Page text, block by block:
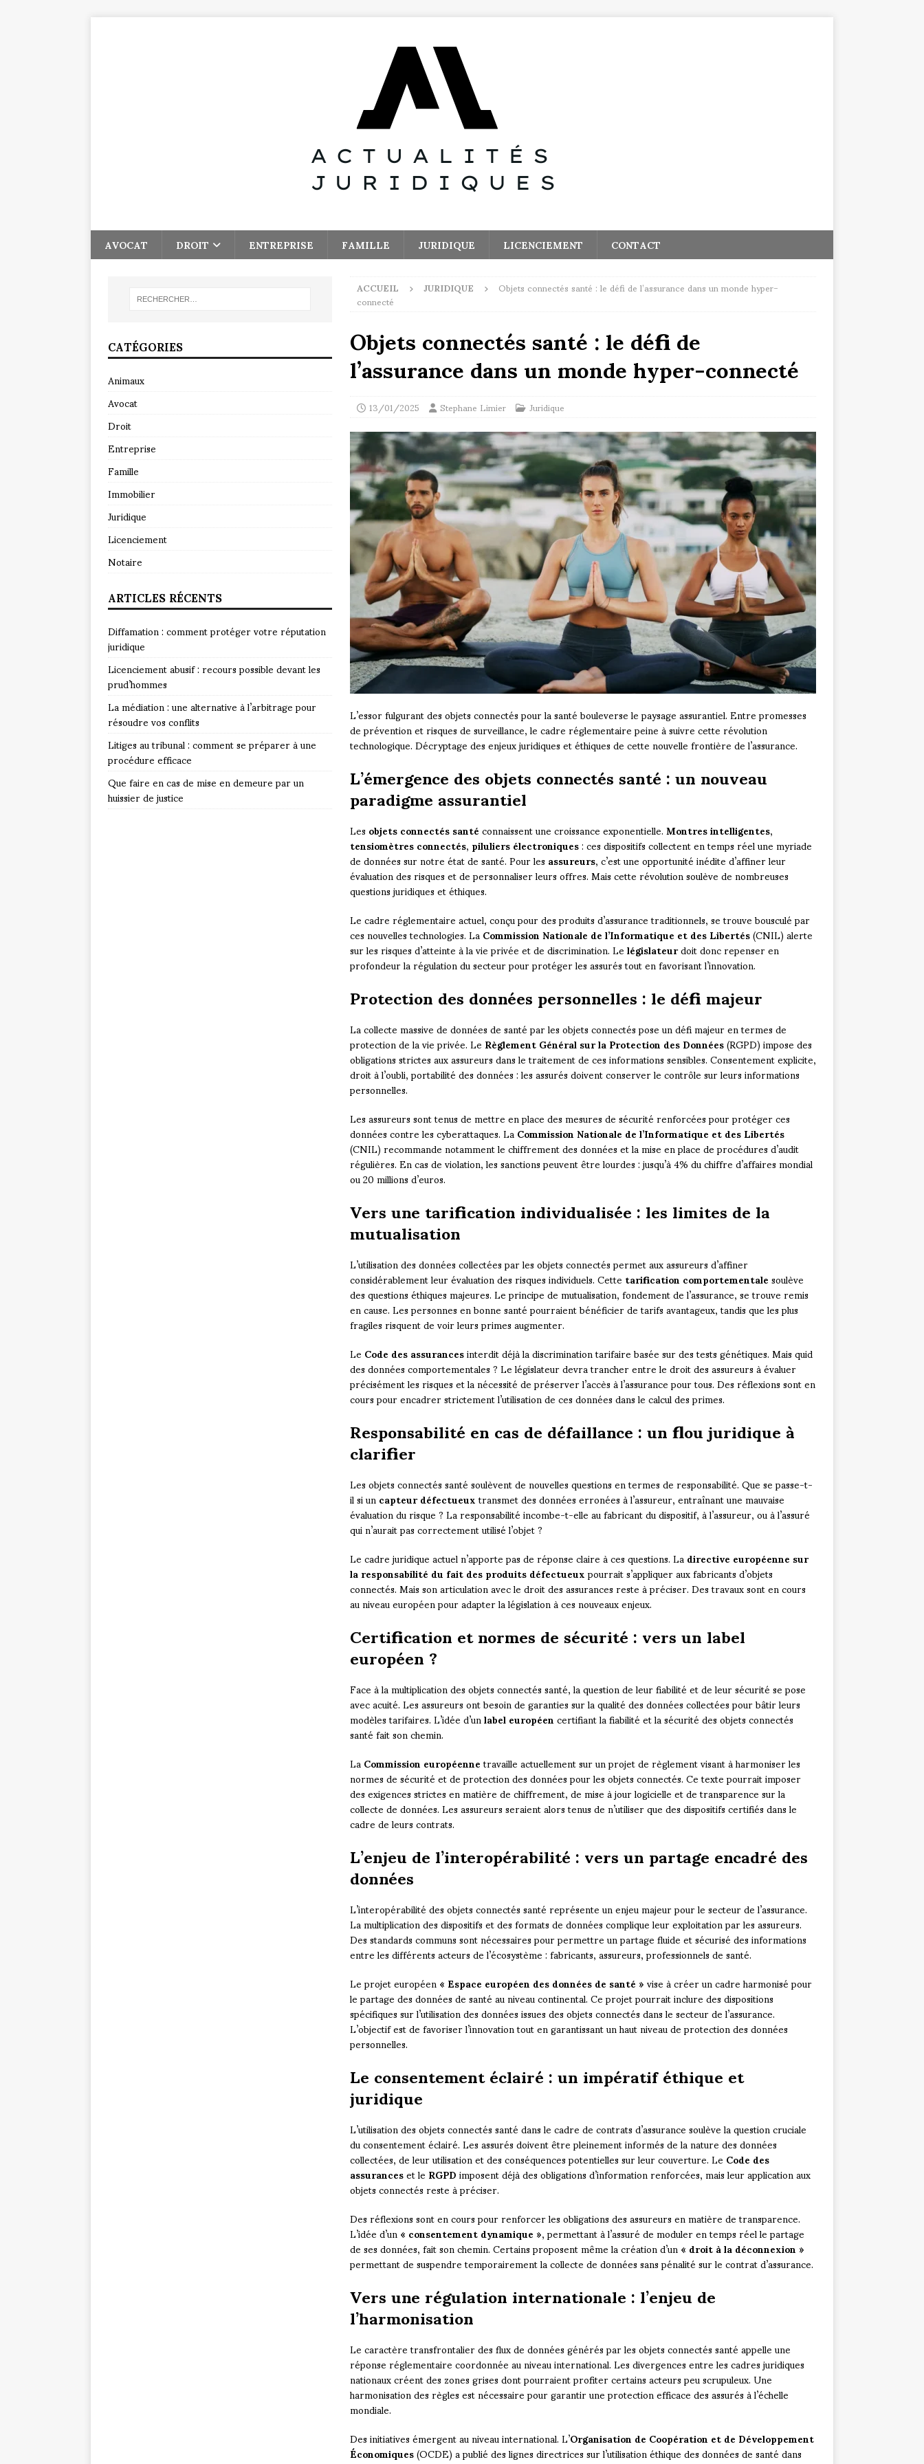
AVOCAT DROIT ENTREPRISE FAMILLE JURIDIQUE LICENCIEMENT CONTACT
ACCUEIL JURIDIQUE Objets connectés santé : le défi de l’assurance dans un monde hyper-
connecté
Objets connectés santé : le défi de
l’assurance dans un monde hyper-connecté
13/01/2025 Stephane Limier Juridique
L’essor fulgurant des objets connectés pour la santé bouleverse le paysage assurantiel. Entre promesses
de prévention et risques de surveillance, le cadre réglementaire peine à suivre cette révolution
technologique. Décryptage des enjeux juridiques et éthiques de cette nouvelle frontière de l’assurance.
L’émergence des objets connectés santé : un nouveau
paradigme assurantiel
Lesobjets connectés santéconnaissent une croissance exponentielle.Montres intelligentes,
tensiomètres connectés,piluliers électroniques: ces dispositifs collectent en temps réel une myriade
de données sur notre état de santé. Pour lesassureurs, c’est une opportunité inédite d’affiner leur
évaluation des risques et de personnaliser leurs offres. Mais cette révolution soulève de nombreuses
questions juridiques et éthiques.
Le cadre réglementaire actuel, conçu pour des produits d’assurance traditionnels, se trouve bousculé par
ces nouvelles technologies. LaCommission Nationale de l’Informatique et des Libertés(CNIL) alerte
sur les risques d’atteinte à la vie privée et de discrimination. Lelégislateurdoit donc repenser en
profondeur la régulation du secteur pour protéger les assurés tout en favorisant l’innovation.
Protection des données personnelles : le défi majeur
La collecte massive de données de santé par les objets connectés pose un défi majeur en termes de
protection de la vie privée. LeRèglement Général sur la Protection des Données(RGPD) impose des
obligations strictes aux assureurs dans le traitement de ces informations sensibles. Consentement explicite,
droit à l’oubli, portabilité des données : les assurés doivent conserver le contrôle sur leurs informations
personnelles.
Les assureurs sont tenus de mettre en place des mesures de sécurité renforcées pour protéger ces
données contre les cyberattaques. LaCommission Nationale de l’Informatique et des Libertés
(CNIL) recommande notamment le chiffrement des données et la mise en place de procédures d’audit
régulières. En cas de violation, les sanctions peuvent être lourdes : jusqu’à 4% du chiffre d’affaires mondial
ou 20 millions d’euros.
Vers une tarification individualisée : les limites de la
mutualisation
L’utilisation des données collectées par les objets connectés permet aux assureurs d’affiner
considérablement leur évaluation des risques individuels. Cettetarification comportementalesoulève
des questions éthiques majeures. Le principe de mutualisation, fondement de l’assurance, se trouve remis
en cause. Les personnes en bonne santé pourraient bénéficier de tarifs avantageux, tandis que les plus
fragiles risquent de voir leurs primes augmenter.
LeCode des assurancesinterdit déjà la discrimination tarifaire basée sur des tests génétiques. Mais quid
des données comportementales ? Le législateur devra trancher entre le droit des assureurs à évaluer
précisément les risques et la nécessité de préserver l’accès à l’assurance pour tous. Des réflexions sont en
cours pour encadrer strictement l’utilisation de ces données dans le calcul des primes.
Responsabilité en cas de défaillance : un flou juridique à
clarifier
Les objets connectés santé soulèvent de nouvelles questions en termes de responsabilité. Que se passe-t-
il si uncapteur défectueuxtransmet des données erronées à l’assureur, entraînant une mauvaise
évaluation du risque ? La responsabilité incombe-t-elle au fabricant du dispositif, à l’assureur, ou à l’assuré
qui n’aurait pas correctement utilisé l’objet ?
Le cadre juridique actuel n’apporte pas de réponse claire à ces questions. Ladirective européenne sur
la responsabilité du fait des produits défectueuxpourrait s’appliquer aux fabricants d’objets
connectés. Mais son articulation avec le droit des assurances reste à préciser. Des travaux sont en cours
au niveau européen pour adapter la législation à ces nouveaux enjeux.
Certification et normes de sécurité : vers un label
européen ?
Face à la multiplication des objets connectés santé, la question de leur fiabilité et de leur sécurité se pose
avec acuité. Les assureurs ont besoin de garanties sur la qualité des données collectées pour bâtir leurs
modèles tarifaires. L’idée d’unlabel européencertifiant la fiabilité et la sécurité des objets connectés
santé fait son chemin.
LaCommission européennetravaille actuellement sur un projet de règlement visant à harmoniser les
normes de sécurité et de protection des données pour les objets connectés. Ce texte pourrait imposer
des exigences strictes en matière de chiffrement, de mise à jour logicielle et de transparence sur la
collecte de données. Les assureurs seraient alors tenus de n’utiliser que des dispositifs certifiés dans le
cadre de leurs contrats.
L’enjeu de l’interopérabilité : vers un partage encadré des
données
L’interopérabilité des objets connectés santé représente un enjeu majeur pour le secteur de l’assurance.
La multiplication des dispositifs et des formats de données complique leur exploitation par les assureurs.
Des standards communs sont nécessaires pour permettre un partage fluide et sécurisé des informations
entre les différents acteurs de l’écosystème : fabricants, assureurs, professionnels de santé.
Le projet européen« Espace européen des données de santé »vise à créer un cadre harmonisé pour
le partage des données de santé au niveau continental. Ce projet pourrait inclure des dispositions
spécifiques sur l’utilisation des données issues des objets connectés dans le secteur de l’assurance.
L’objectif est de favoriser l’innovation tout en garantissant un haut niveau de protection des données
personnelles.
Le consentement éclairé : un impératif éthique et
juridique
L’utilisation des objets connectés santé dans le cadre de contrats d’assurance soulève la question cruciale
du consentement éclairé. Les assurés doivent être pleinement informés de la nature des données
collectées, de leur utilisation et des conséquences potentielles sur leur couverture. LeCode des
assuranceset leRGPDimposent déjà des obligations d’information renforcées, mais leur application aux
objets connectés reste à préciser.
Des réflexions sont en cours pour renforcer les obligations des assureurs en matière de transparence.
L’idée d’un« consentement dynamique », permettant à l’assuré de moduler en temps réel le partage
de ses données, fait son chemin. Certains proposent même la création d’un« droit à la déconnexion »
permettant de suspendre temporairement la collecte de données sans pénalité sur le contrat d’assurance.
Vers une régulation internationale : l’enjeu de
l’harmonisation
Le caractère transfrontalier des flux de données générés par les objets connectés santé appelle une
réponse réglementaire coordonnée au niveau international. Les divergences entre les cadres juridiques
nationaux créent des zones grises dont pourraient profiter certains acteurs peu scrupuleux. Une
harmonisation des règles est nécessaire pour garantir une protection efficace des assurés à l’échelle
mondiale.
Des initiatives émergent au niveau international. L’Organisation de Coopération et de Développement
Économiques(OCDE) a publié des lignes directrices sur l’utilisation éthique des données de santé dans
CATÉGORIES
Animaux
Avocat
Droit
Entreprise
Famille
Immobilier
Juridique
Licenciement
Notaire
ARTICLES RÉCENTS
Diffamation : comment protéger votre réputation
juridique
Licenciement abusif : recours possible devant les
prud’hommes
La médiation : une alternative à l’arbitrage pour
résoudre vos conflits
Litiges au tribunal : comment se préparer à une
procédure efficace
Que faire en cas de mise en demeure par un
huissier de justice